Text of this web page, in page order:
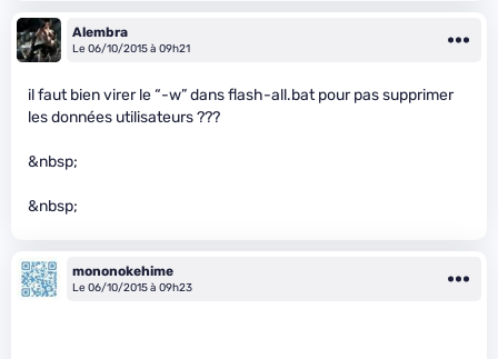
Alembra
Le 06/10/2015 à 09h21
il faut bien virer le “-w” dans flash-all.bat pour pas supprimer
les données utilisateurs ???
&nbsp;
&nbsp;
mononokehime
Le 06/10/2015 à 09h23